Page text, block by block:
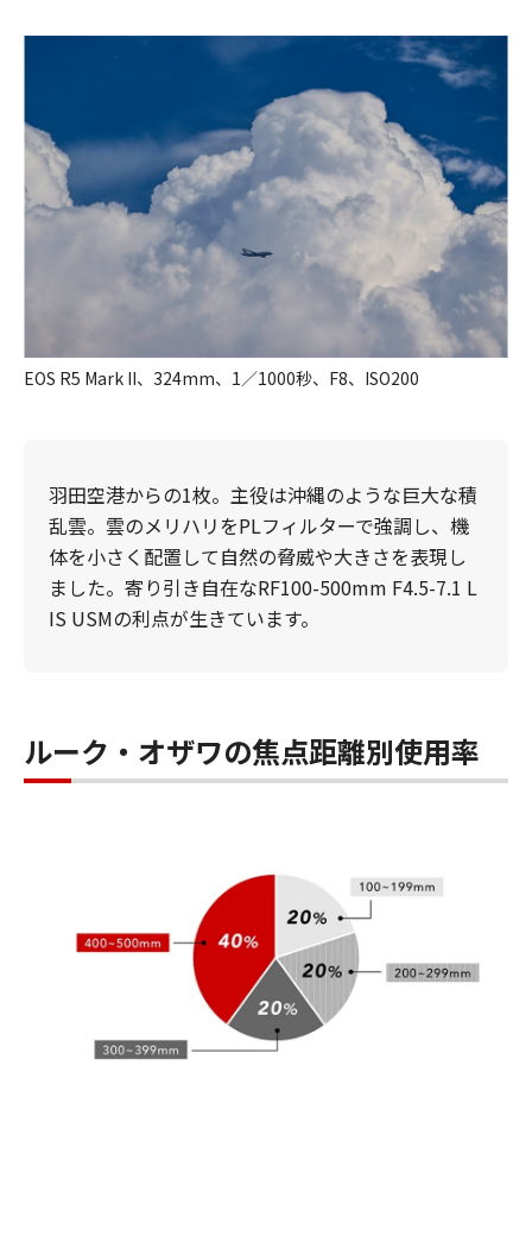
EOS R5 Mark II、324mm、1／1000秒、F8、ISO200
羽田空港からの1枚。主役は沖縄のような巨大な積
乱雲。雲のメリハリをPLフィルターで強調し、機
体を小さく配置して自然の脅威や大きさを表現し
ました。寄り引き自在なRF100-500mm F4.5-7.1 L
IS USMの利点が生きています。
ルーク・オザワの焦点距離別使用率